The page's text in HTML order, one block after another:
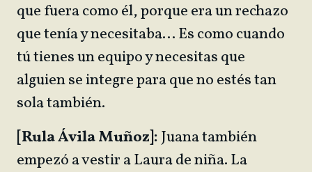
que fuera como él, porque era un rechazo
que tenía y necesitaba… Es como cuando
tú tienes un equipo y necesitas que
alguien se integre para que no estés tan
sola también.
[Rula Ávila Muñoz]:Juana también
empezó a vestir a Laura de niña. La